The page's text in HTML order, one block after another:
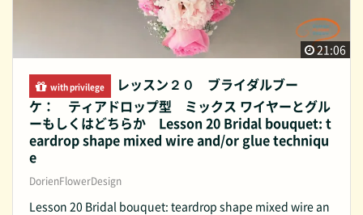
21:06
with privilege
レッスン２０ ブライダルブー
ケ： ティアドロップ型 ミックス ワイヤーとグル
ーもしくはどちらか Lesson 20 Bridal bouquet: t
eardrop shape mixed wire and/or glue techniqu
e
DorienFlowerDesign
Lesson 20 Bridal bouquet: teardrop shape mixed wire an